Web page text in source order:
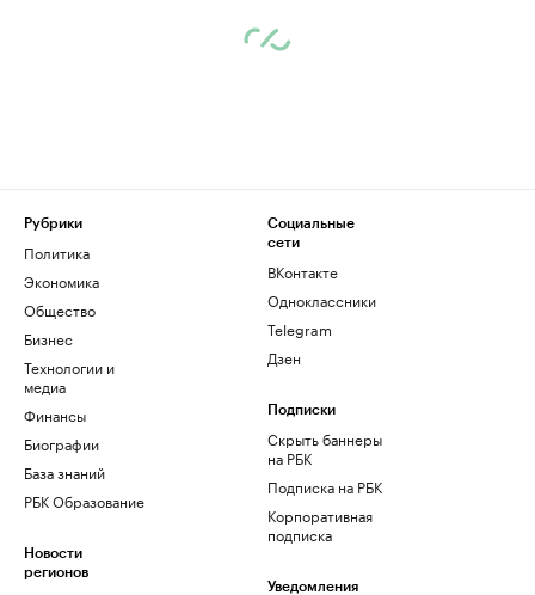
Рубрики
Политика
Экономика
Общество
Бизнес
Технологии и
медиа
Финансы
Биографии
База знаний
РБК Образование
Новости
регионов
Социальные
сети
ВКонтакте
Одноклассники
Telegram
Дзен
Подписки
Скрыть баннеры
на РБК
Подписка на РБК
Корпоративная
подписка
Уведомления